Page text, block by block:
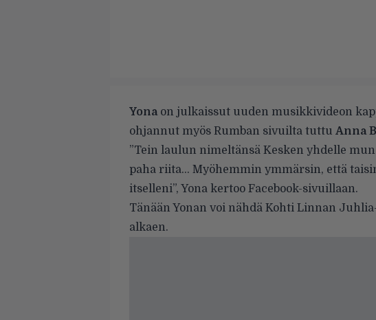
Yonaon julkaissut uuden musikkivideon
ohjannut myös Rumban sivuilta tuttu Anna
”Tein laulun nimeltänsä Kesken yhdelle
paha riita… Myöhemmin ymmärsin, että
itselleni”, Yona kertoo Facebook-sivuillaan.
Tänään Yonan voi nähdä Kohti Linnan
alkaen.